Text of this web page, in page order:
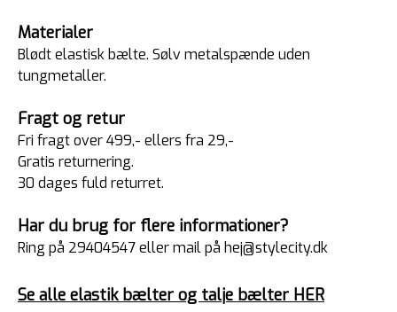
Materialer
Blødt elastisk bælte. Sølv metalspænde uden
tungmetaller.
Fragt og retur
Fri fragt over 499,- ellers fra 29,-
Gratis returnering.
30 dages fuld returret.
Har du brug for flere informationer?
Ring på 29404547 eller mail på hej@stylecity.dk
Se alle elastik bælter og talje bælter HER